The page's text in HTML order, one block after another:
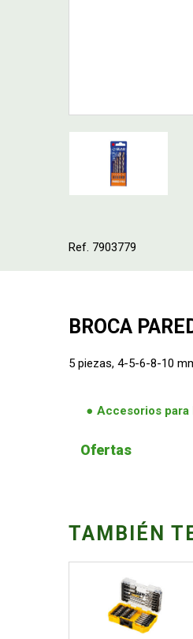
Ref. 7903779
BROCA
5 piezas, 4-5-6-8-10
Accesorios para
Ofertas
TAMBIÉN